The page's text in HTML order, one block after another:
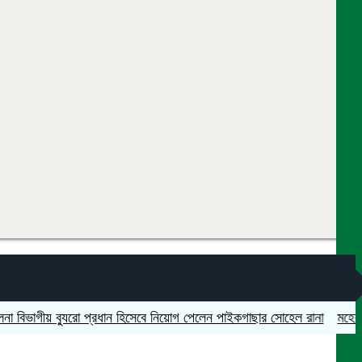
ব্যুরো প্রধান হিসেবে নিয়োগ পেলেন পাইকগাছার সোহেল রানা মহেশপুরে